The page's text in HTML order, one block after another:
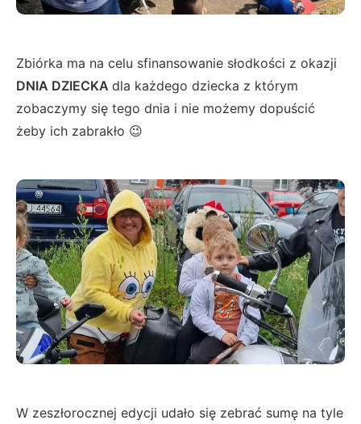
Zbiórka ma na celu sfinansowanie słodkości z okazji
DNIA DZIECKA dla każdego dziecka z którym
zobaczymy się tego dnia i nie możemy dopuścić
żeby ich zabrakło 😉
W zeszłorocznej edycji udało się zebrać sumę na tyle